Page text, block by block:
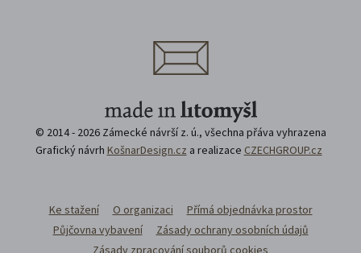
© 2014 - 2026 Zámecké návrší z. ú., všechna přáva vyhrazena
Grafický návrh KošnarDesign.cz a realizace CZECHGROUP.cz
Ke stažení O organizaci
Přímá objednávka prostor
Půjčovna vybavení
Zásady ochrany osobních údajů
Zásady zpracování souborů cookies